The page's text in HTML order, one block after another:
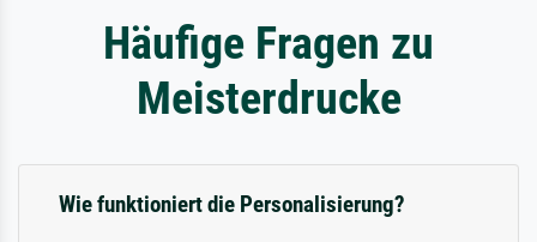
Häufige Fragen zu
Meisterdrucke
Wie funktioniert die Personalisierung?